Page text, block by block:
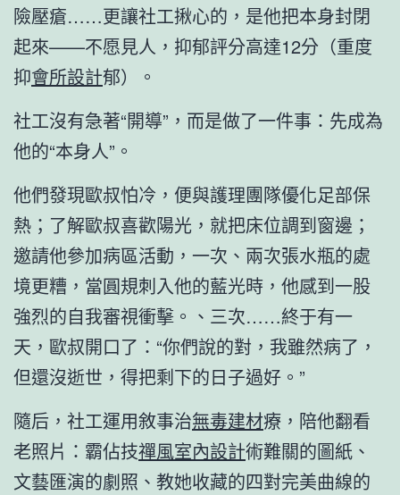
險壓瘡……更讓社工揪心的，是他把本身封閉
起來——不愿見人，抑郁評分高達12分（重度
抑會所設計郁）。
社工沒有急著“開導”，而是做了一件事：先成為
他的“本身人”。
他們發現歐叔怕冷，便與護理團隊優化足部保
熱；了解歐叔喜歡陽光，就把床位調到窗邊；
邀請他參加病區活動，一次、兩次張水瓶的處
境更糟，當圓規刺入他的藍光時，他感到一股
強烈的自我審視衝擊。、三次……終于有一
天，歐叔開口了：“你們說的對，我雖然病了，
但還沒逝世，得把剩下的日子過好。”
隨后，社工運用敘事治無毒建材療，陪他翻看
老照片：霸佔技禪風室內設計術難關的圖紙、
文藝匯演的劇照、教她收藏的四對完美曲線的